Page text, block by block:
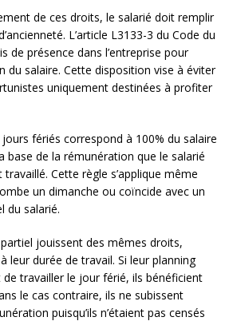
de ces droits, le salarié doit remplir
L’article L3133-3 du Code du
de présence dans l’entreprise pour
du salaire. Cette disposition vise à éviter
uniquement destinées à profiter
fériés correspond à 100% du salaire
base de la rémunération que le salarié
travaillé. Cette règle s’applique même
un dimanche ou coïncide avec un
du salarié.
jouissent des mêmes droits,
leur durée de travail. Si leur planning
travailler le jour férié, ils bénéficient
le cas contraire, ils ne subissent
puisqu’ils n’étaient pas censés